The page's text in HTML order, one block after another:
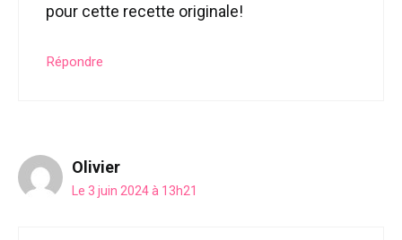
pour cette recette originale!
Répondre
Olivier
Le 3 juin 2024 à 13h21